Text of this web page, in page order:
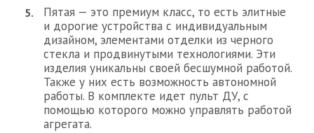
Пятая — это премиум класс, то есть элитные
и дорогие устройства с индивидуальным
дизайном, элементами отделки из черного
стекла и продвинутыми технологиями. Эти
изделия уникальны своей бесшумной работой.
Также у них есть возможность автономной
работы. В комплекте идет пульт ДУ, с
помощью которого можно управлять работой
агрегата.